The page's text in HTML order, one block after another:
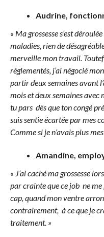
Audrine,
« Ma grossesse s’est
maladies, rien de
merveille mon travail.
réglementés, j’ai négocié
partir deux semaines avant
mois et deux semaines avec
tu pars dès que ton congé
suis sentie écartée par mes
Comme si je n’avais plus
Amandine,
« J’ai caché ma grossesse
par crainte que ce job ne me
cap, quand mon ventre
contrairement, à ce que je
traitement. »